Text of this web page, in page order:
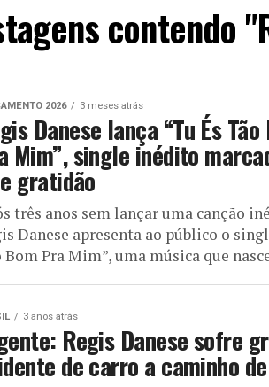
contendo
2026 3 meses atrás
Danese lança “Tu És Tão
Mim”, single inédito
gratidão
três anos sem lançar uma canção
Danese apresenta ao público o
Bom Pra Mim”, uma música que
3 anos atrás
Regis Danese sofre
de carro a caminho